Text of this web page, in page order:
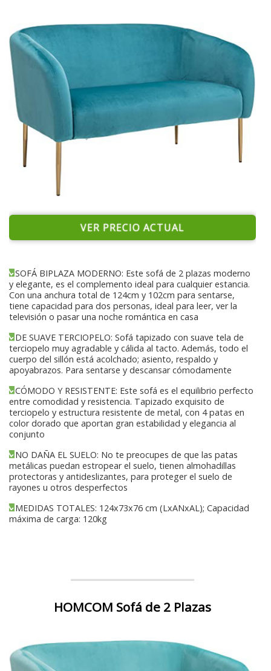
VER PRECIO ACTUAL
SOFÁ BIPLAZA MODERNO: Este sofá de 2 plazas moderno
y elegante, es el complemento ideal para cualquier estancia.
Con una anchura total de 124cm y 102cm para sentarse,
tiene capacidad para dos personas, ideal para leer, ver la
televisión o pasar una noche romántica en casa
DE SUAVE TERCIOPELO: Sofá tapizado con suave tela de
terciopelo muy agradable y cálida al tacto. Además, todo el
cuerpo del sillón está acolchado; asiento, respaldo y
apoyabrazos. Para sentarse y descansar cómodamente
CÓMODO Y RESISTENTE: Este sofá es el equilibrio perfecto
entre comodidad y resistencia. Tapizado exquisito de
terciopelo y estructura resistente de metal, con 4 patas en
color dorado que aportan gran estabilidad y elegancia al
conjunto
NO DAÑA EL SUELO: No te preocupes de que las patas
metálicas puedan estropear el suelo, tienen almohadillas
protectoras y antideslizantes, para proteger el suelo de
rayones u otros desperfectos
MEDIDAS TOTALES: 124x73x76 cm (LxANxAL); Capacidad
máxima de carga: 120kg
HOMCOM Sofá de 2 Plazas